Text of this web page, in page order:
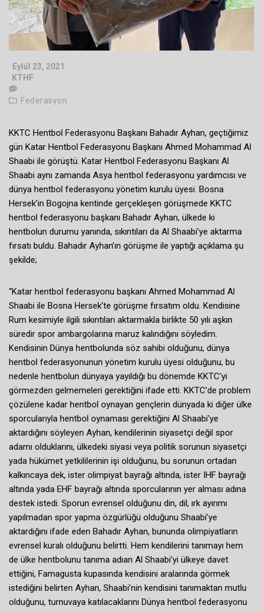
Eylül 23, 2021
KTHF
Federasyon
KKTC Hentbol Federasyonu Başkanı Bahadır Ayhan, geçtiğimiz
gün Katar Hentbol Federasyonu Başkanı Ahmed Mohammad Al
Shaabi ile görüştü. Katar Hentbol Federasyonu Başkanı Al
Shaabi aynı zamanda Asya hentbol federasyonu yardımcısı ve
dünya hentbol federasyonu yönetim kurulu üyesi. Bosna
Hersek’in Bogojna kentinde gerçekleşen görüşmede KKTC
hentbol federasyonu başkanı Bahadır Ayhan, ülkede ki
hentbolun durumu yanında, sıkıntıları da Al Shaabi’ye aktarma
fırsatı buldu. Bahadır Ayhan’ın görüşme ile yaptığı açıklama şu
şekilde;
“Katar hentbol federasyonu başkanı Ahmed Mohammad Al
Shaabi ile Bosna Hersek’te görüşme fırsatım oldu. Kendisine
Rum kesimiyle ilgili sıkıntıları aktarmakla birlikte 50 yılı aşkın
süredir spor ambargolarına maruz kalındığını söyledim.
Kendisinin Dünya hentbolunda söz sahibi olduğunu, dünya
hentbol federasyonunun yönetim kurulu üyesi olduğunu, bu
nedenle hentbolun dünyaya yayıldığı bu dönemde KKTC’yi
görmezden gelmemeleri gerektiğini ifade etti. KKTC’de problem
çözülene kadar hentbol oynayan gençlerin dünyada ki diğer ülke
sporcularıyla hentbol oynaması gerektiğini Al Shaabi’ye
aktardığını söyleyen Ayhan, kendilerinin siyasetçi değil spor
adamı olduklarını, ülkedeki siyasi veya politik sorunun siyasetçi
yada hükümet yetkililerinin işi olduğunu, bu sorunun ortadan
kalkıncaya dek, ister olimpiyat bayrağı altında, ister IHF bayrağı
altında yada EHF bayrağı altında sporcularının yer alması adına
destek istedi. Sporun evrensel olduğunu din, dil, ırk ayırımı
yapılmadan spor yapma özgürlüğü olduğunu Shaabi’ye
aktardığını ifade eden Bahadır Ayhan, bununda olimpiyatların
evrensel kuralı olduğunu belirtti. Hem kendilerini tanımayı hem
de ülke hentbolunu tanıma adıan Al Shaabi’yi ülkeye davet
ettiğini, Famagusta kupasında kendisini aralarında görmek
istediğini belirten Ayhan, Shaabi’nin kendisini tanımaktan mutlu
olduğunu, turnuvaya katılacaklarını Dünya hentbol federasyonu